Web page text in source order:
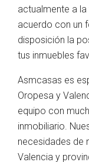
actualmente a la
acuerdo con un
disposición la
tus inmuebles
Asmcasas es
Oropesa y
equipo con
inmobiliario.
necesidades de
Valencia y